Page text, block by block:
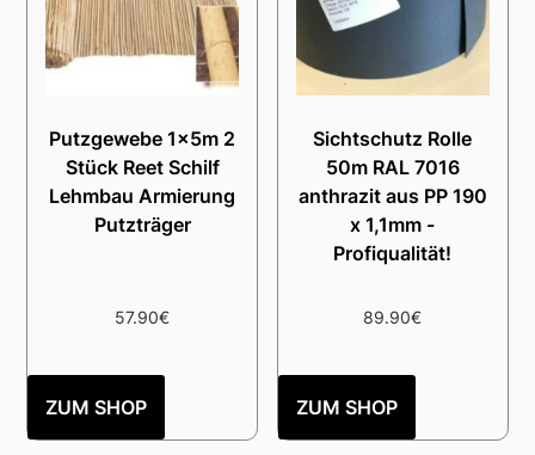
Putzgewebe 1x5m 2
Stück Reet Schilf
Lehmbau Armierung
Putzträger
57.90€
ZUM SHOP
Sichtschutz Rolle
50m RAL 7016
anthrazit aus PP 190
x 1,1mm -
Profiqualität!
89.90€
ZUM SHOP